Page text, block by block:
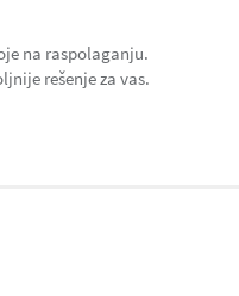
na raspolaganju.
rešenje za vas.